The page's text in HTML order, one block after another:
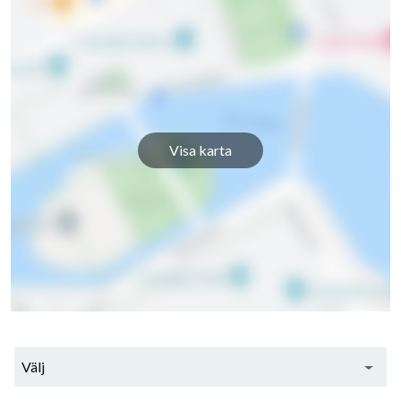
Visa karta
Välj